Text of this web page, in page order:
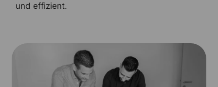
und effizient.